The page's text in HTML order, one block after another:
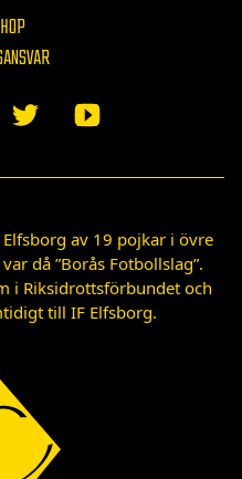
av 19 pojkar i övre
då ”Borås Fotbollslag”.
i Riksidrottsförbundet och
till IF Elfsborg.